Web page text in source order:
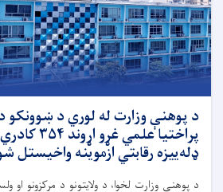
د پوهنې وزارت له لوري د ښوونکو
پراختیا علمي
ډله‌ییزه رقابتي ازموینه واخیستل
د پوهنې وزارت لخوا، د ولايتونو د مرکزونو او